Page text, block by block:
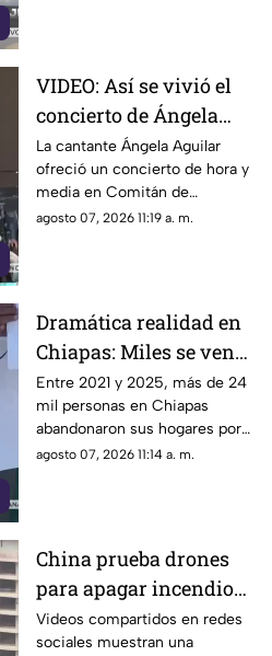
VIDEO: Así se vivió el
concierto de Ángela
Aguilar en Comitán de
Domínguez, Chiapas
La cantante Ángela Aguilar
ofreció un concierto de hora y
media en Comitán de
Domínguez, donde sorprendió
agosto 07, 2026 11:19 a. m.
Dramática realidad en
Chiapas: Miles se ven
obligados a huir de sus
comunidades por la
violencia
Entre 2021 y 2025, más de 24
mil personas en Chiapas
abandonaron sus hogares por
la violencia. El Centro de
agosto 07, 2026 11:14 a. m.
China prueba drones
para apagar incendios
en rascacielos y
revoluciona la atención
Videos compartidos en redes
sociales muestran una